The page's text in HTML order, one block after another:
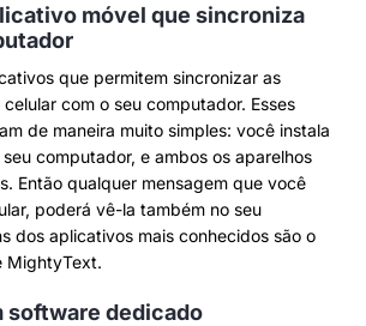
móvel que sincroniza
que permitem sincronizar as
com o seu computador. Esses
de maneira muito simples: você instala
computador, e ambos os aparelhos
Então qualquer mensagem que você
poderá vê-la também no seu
dos aplicativos mais conhecidos são o
MightyText.
software dedicado